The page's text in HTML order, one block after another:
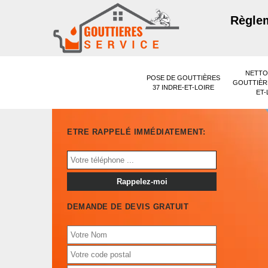
POSE DE GOUTTIÈRES
37 INDRE-ET-LOIRE
ET-
ETRE RAPPELÉ IMMÉDIATEMENT:
DEMANDE DE DEVIS GRATUIT